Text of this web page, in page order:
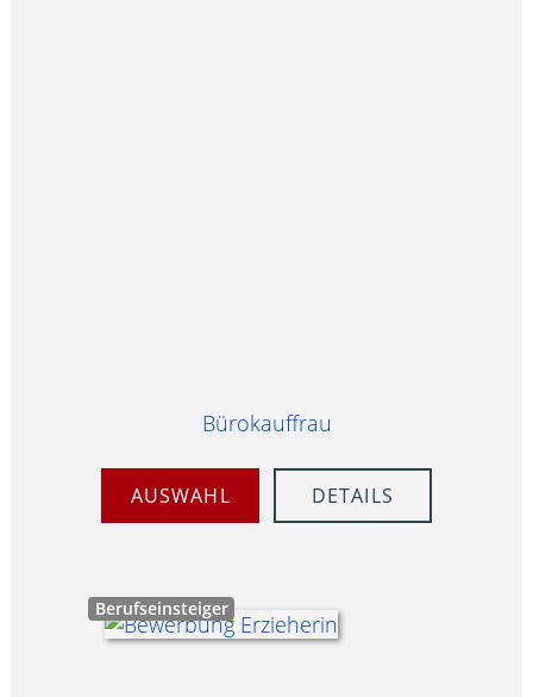
Bürokauffrau
AUSWAHL DETAILS
Berufseinsteiger